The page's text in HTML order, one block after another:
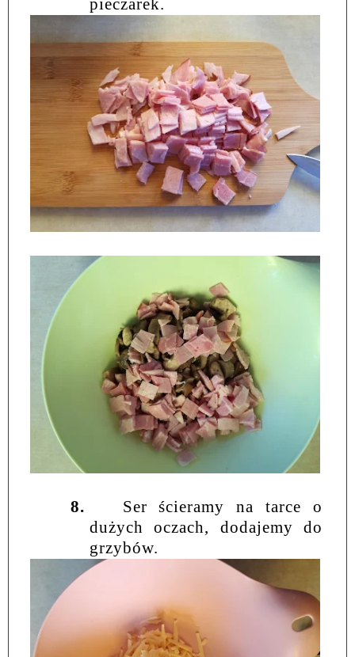
8.
Ser ścieramy na tarce o
dużych oczach, dodajemy do
grzybów.